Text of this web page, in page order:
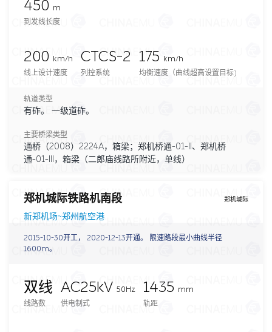
450 m
到发线长度
200
km/h
线上设计速度
CTCS-2
列控系统
175
km/h
均衡速度（曲线超高设置目标)
轨道类型
有砟。 一级道砟。
主要桥梁类型
通桥（2008）2224A，箱梁；郑机桥通-01-II、郑机桥
通-01-III，箱梁（二郎庙线路所附近，单线）
郑机城际
郑机城际铁路机南段
新郑机场~郑州航空港
2015-10-30开工， 2020-12-13开通。 限速路段最小曲线半径
1600m。
双线
线路数
AC25kV 50Hz
供电制式
1435 mm
轨距